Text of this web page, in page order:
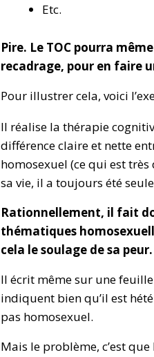
Etc.
Pire. Le TOC pourra
recadrage, pour en faire
Pour illustrer cela, voici
Il réalise la thérapie
différence claire et nette
homosexuel (ce qui est
sa vie, il a toujours été
Rationnellement, il fait
thématiques
cela le soulage de sa peur.
Il écrit même sur une
indiquent bien qu’il est
pas homosexuel.
Mais le problème, c’est